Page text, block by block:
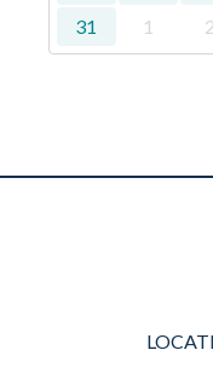
31
1 2